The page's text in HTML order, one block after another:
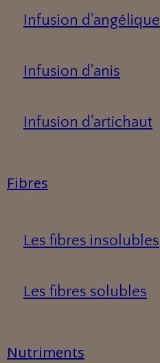
Infusion d'angélique
Infusion d'anis
Infusion d'artichaut
Fibres
Les fibres insolubles
Les fibres solubles
Nutriments